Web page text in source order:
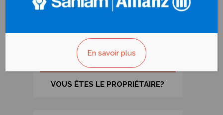
AXE CENTRAL
Groupes
Pointe-Noire - Congo
AFFICHER LE N°
VOUS ÊTES LE PROPRIÉTAIRE?
En savoir plus